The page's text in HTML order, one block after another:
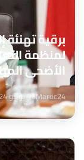
برقية تهنئة
لمنظمة
الأضحى
Maroc2416 يونيو 2024